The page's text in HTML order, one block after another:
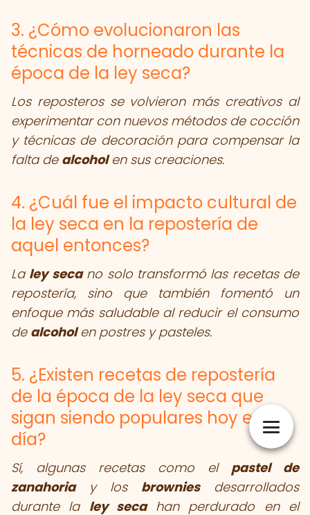
3. ¿Cómo evolucionaron las
técnicas de horneado durante la
época de la ley seca?
Los reposteros se volvieron más creativos al
experimentar con nuevos métodos de cocción
y técnicas de decoración para compensar la
falta de alcoholen sus creaciones.
4. ¿Cuál fue el impacto cultural de
la ley seca en la repostería de
aquel entonces?
La ley secano solo transformó las recetas de
repostería, sino que también fomentó un
enfoque más saludable al reducir el consumo
de alcoholen postres y pasteles.
5. ¿Existen recetas de repostería
de la época de la ley seca que
sigan siendo populares hoy en
día?
Sí, algunas recetas como el pastel de
zanahoriay los browniesdesarrollados
durante la ley secahan perdurado en el